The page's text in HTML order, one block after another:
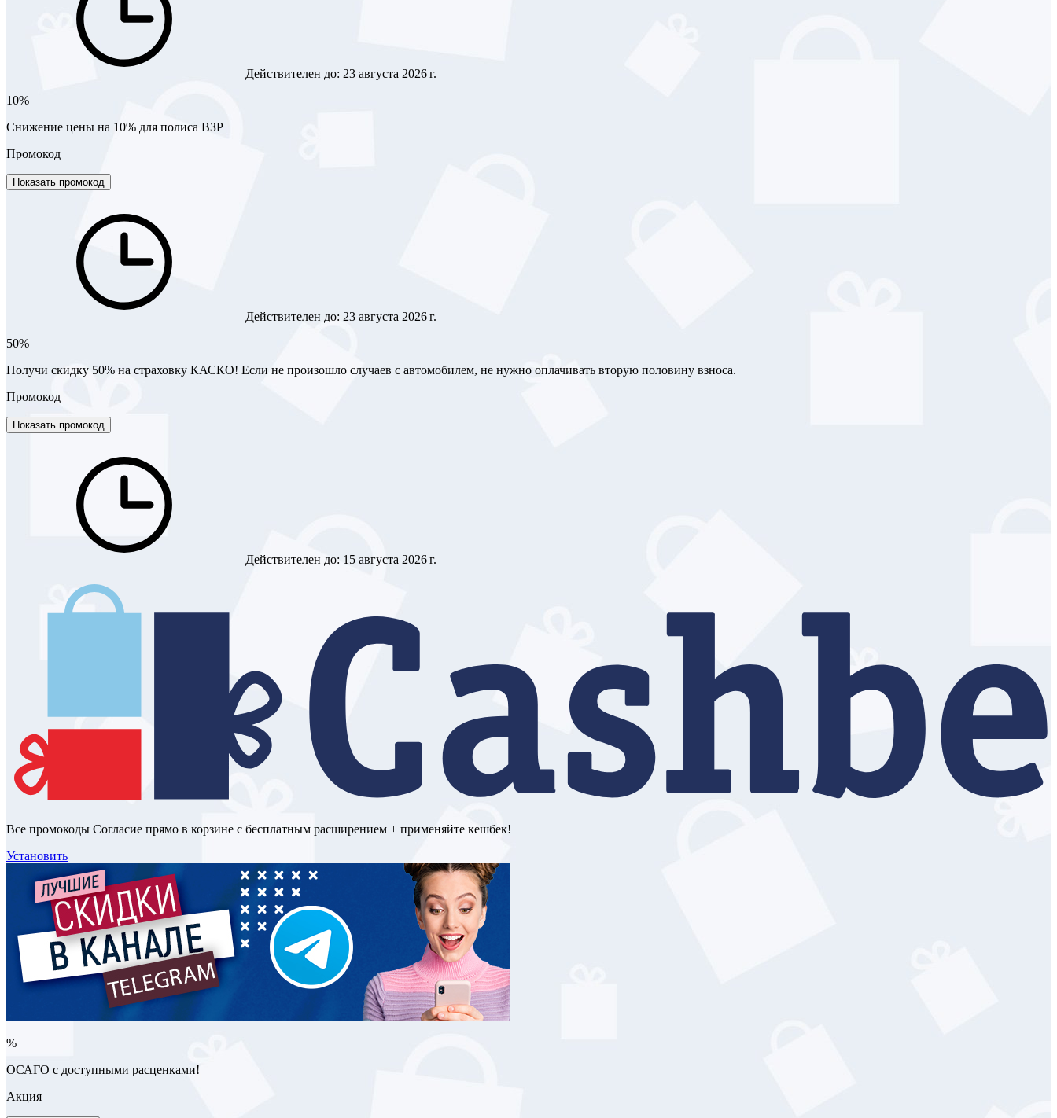
Действителен до: 23 августа 2026 г.
10%
Снижение цены на 10% для полиса ВЗР
Промокод
Показать промокод
Действителен до: 23 августа 2026 г.
50%
Получи скидку 50% на страховку КАСКО! Если не произошло случаев с автомобилем, не нужно оплачивать вторую половину взноса.
Промокод
Показать промокод
Действителен до: 15 августа 2026 г.
Все промокоды Согласие прямо в корзине с бесплатным расширением + применяйте кешбек!
Установить
%
ОСАГО с доступными расценками!
Акция